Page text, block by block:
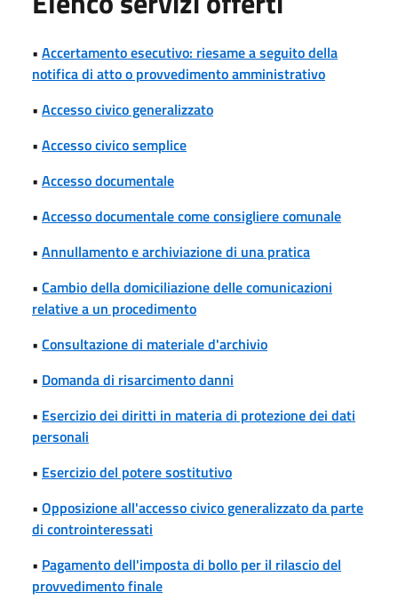
• Accertamento esecutivo: riesame a seguito della
notifica di atto o provvedimento amministrativo
• Accesso civico generalizzato
• Accesso civico semplice
• Accesso documentale
• Accesso documentale come consigliere comunale
• Annullamento e archiviazione di una pratica
• Cambio della domiciliazione delle comunicazioni
relative a un procedimento
• Consultazione di materiale d'archivio
• Domanda di risarcimento danni
• Esercizio dei diritti in materia di protezione dei dati
personali
• Esercizio del potere sostitutivo
• Opposizione all'accesso civico generalizzato da parte
di controinteressati
• Pagamento dell'imposta di bollo per il rilascio del
provvedimento finale